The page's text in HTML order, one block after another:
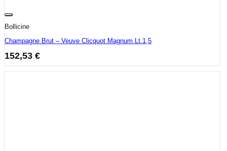
Bollicine
Champagne Brut – Veuve Clicquot Magnum Lt.1,5
152,53 €